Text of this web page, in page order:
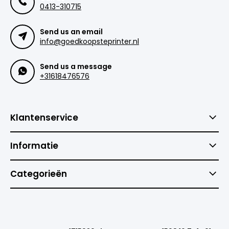
0413-310715
Send us an email
info@goedkoopsteprinter.nl
Send us a message
+31618476576
Klantenservice
Informatie
Categorieën